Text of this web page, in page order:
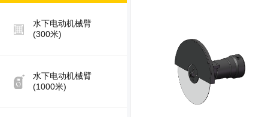
水下电动机械臂
(300米)
水下电动机械臂
(1000米)